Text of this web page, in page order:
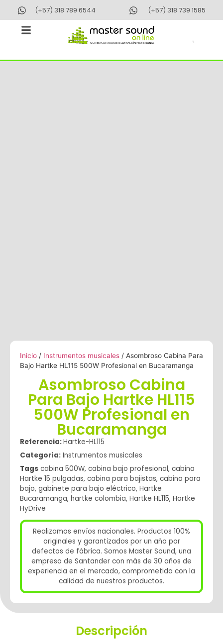
contenido
(+57) 318 789 6544 (+57) 318 739 1585
Inicio / Instrumentos musicales / Asombroso Cabina Para
Bajo Hartke HL115 500W Profesional en Bucaramanga
Asombroso Cabina
Para Bajo Hartke HL115
500W Profesional en
Bucaramanga
Referencia:Hartke-HL115
Categoría: Instrumentos musicales
Tags cabina 500W, cabina bajo profesional, cabina
Hartke 15 pulgadas, cabina para bajistas, cabina para
bajo, gabinete para bajo eléctrico, Hartke
Bucaramanga, hartke colombia, Hartke HL115, Hartke
HyDrive
Realizamos envíos nacionales. Productos 100%
originales y garantizados por un año por
defectos de fábrica. Somos Master Sound, una
empresa de Santander con más de 30 años de
experiencia en el mercado, comprometida con la
calidad de nuestros productos.
Descripción